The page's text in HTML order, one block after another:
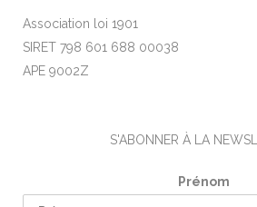
Association loi 1901
SIRET 798 601 688 00038
APE 9002Z
S'ABONNER À LA
Prénom